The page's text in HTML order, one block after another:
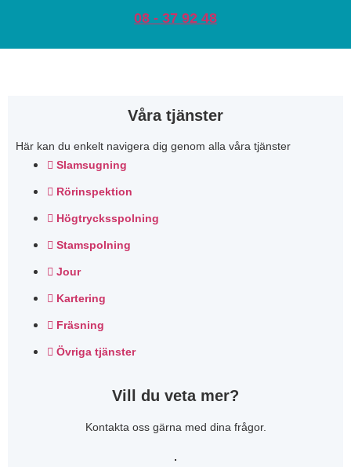
08 - 37 92 48
Våra tjänster
Här kan du enkelt navigera dig genom alla våra tjänster
Slamsugning
Rörinspektion
Högtrycksspolning
Stamspolning
Jour
Kartering
Fräsning
Övriga tjänster
Vill du veta mer?
Kontakta oss gärna med dina frågor.